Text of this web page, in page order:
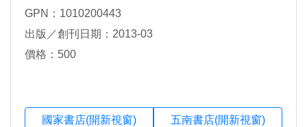
GPN：1010200443
出版／創刊日期：2013-03
價格：500
國家書店(開新視窗) 五南書店(開新視窗)